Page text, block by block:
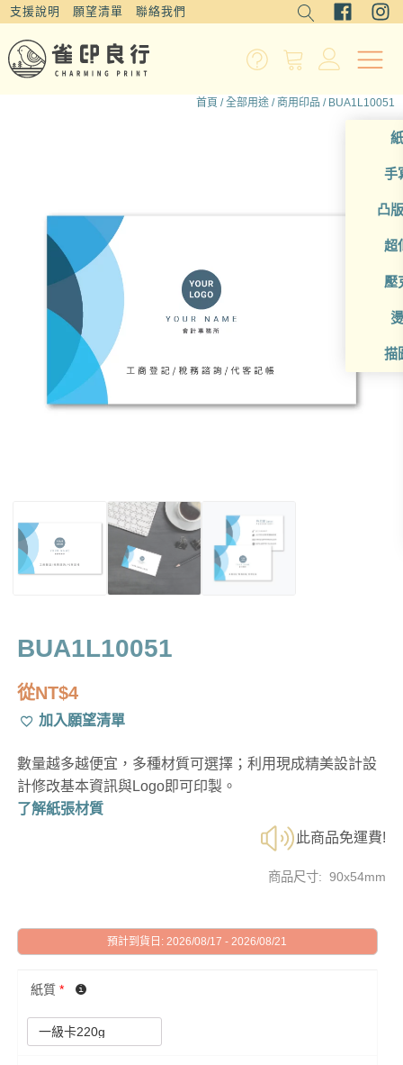
支援說明 願望清單 聯絡我們
手
凸
超
壓
描
首頁 /全部用途 / 商用印品 / BUA1L10051
BUA1L10051
從NT$4
加入願望清單
數量越多越便宜，多種材質可選擇；利用現成精美設計設
計修改基本資訊與Logo即可印製。
了解紙張材質
此商品免運費!
商品尺寸: 90x54mm
預計到貨日: 2026/08/17 - 2026/08/21
紙質 *